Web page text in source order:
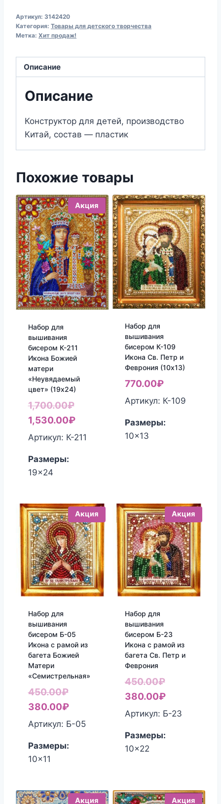
"Мой
город:
253
Артикул: 3142420
Категория: Товары для детского творчества
Метка: Хит продаж!
Описание
Описание
Конструктор для детей, производство
Китай, состав — пластик
Похожие товары
Акция
Набор для
вышивания
бисером К-211
Икона Божией
матери
«Неувядаемый
цвет» (19х24)
1,700.00₽Первоначальная
цена
составляла
1,530.00₽Текущая
цена:
Артикул: К-211
Размеры:
19x24
Набор для
вышивания
бисером К-109
Икона Св. Петр и
Феврония (10х13)
770.00₽
Артикул: К-109
Размеры:
10x13
Акция
Набор для
вышивания
бисером Б-05
Икона с рамой из
багета Божией
Матери
«Семистрельная»
450.00₽Первоначальная
цена
составляла
380.00₽Текущая
цена:
Артикул: Б-05
Размеры:
10x11
Акция
Набор для
вышивания
бисером Б-23
Икона с рамой из
багета Св. Петр и
Феврония
450.00₽
цена
составляла
380.00₽Текущая
цена:
Артикул: Б-23
Размеры:
10x22
Акция Акция